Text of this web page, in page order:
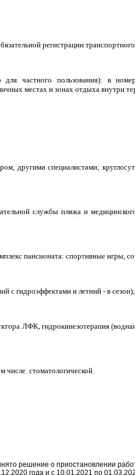
регистрации
частного пользования): в
местах и зонах отдыха внутри
другими специалистами;
службы пляжа и
пансионата: спортивные игры,
с гидроэффектами и летний - в сезон);
ЛФК, гидрокинезотерапия
числе. стоматологической.
решение о приостановлении
года и с 10.01.2021 по